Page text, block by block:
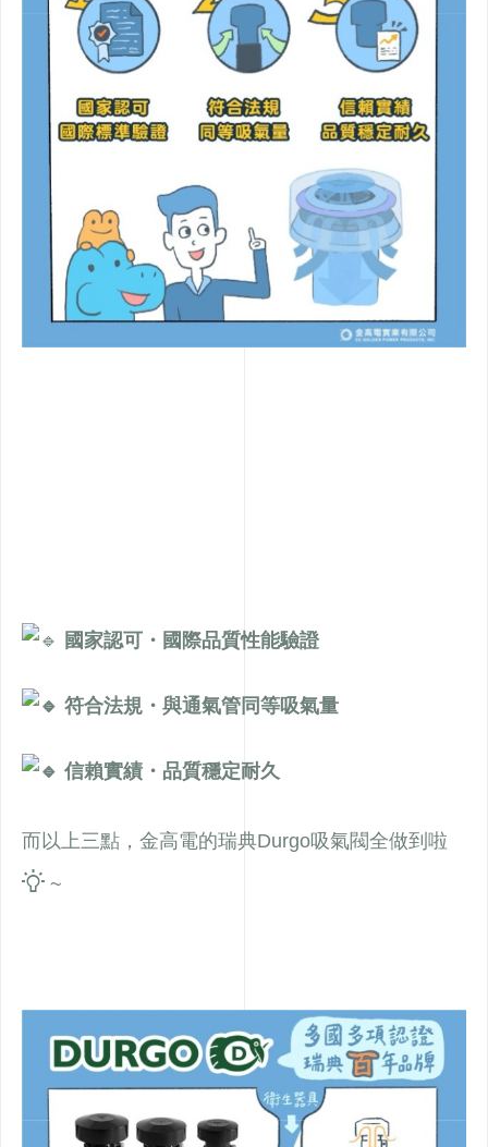
國家認可・國際品質性能驗證
符合法規・與通氣管同等吸氣量
信賴實績・品質穩定耐久
而以上三點，金高電的瑞典Durgo吸氣閥全做到啦
~